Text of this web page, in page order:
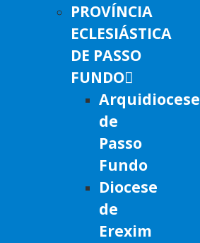
PROVÍNCIA
ECLESIÁSTICA
DE PASSO
FUNDO
Arquidiocese
de
Passo
Fundo
Diocese
de
Erexim